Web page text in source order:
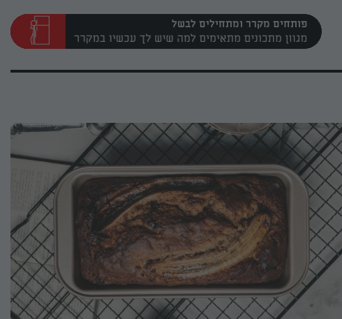
פותחים מקרר ומתחילים לבשל